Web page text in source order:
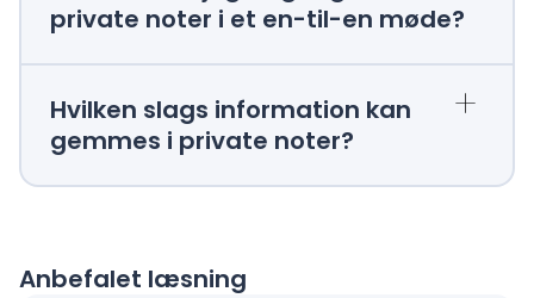
private noter i et en-til-en møde?
+
Hvilken slags information kan
gemmes i private noter?
Anbefalet læsning